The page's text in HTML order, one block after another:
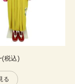
(税込)
る